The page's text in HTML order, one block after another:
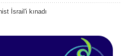
İsrail'i kınadı